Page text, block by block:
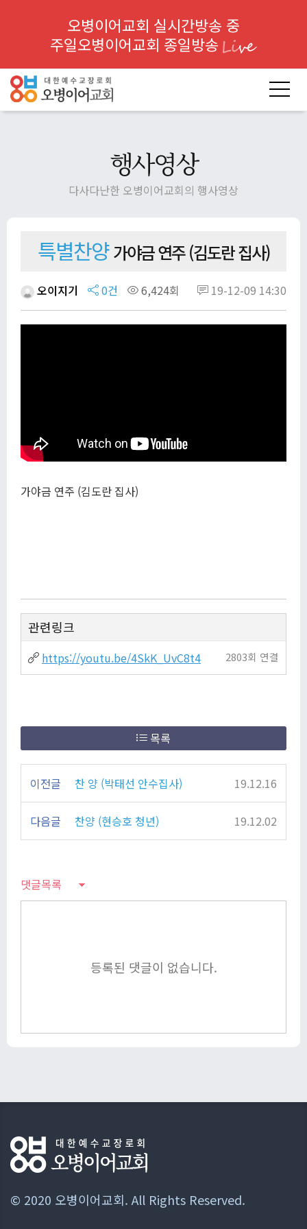
오병이어교회 실시간방송 중
주일오병이어교회 종일방송
행사영상
다사다난한 오병이어교회의 행사영상
특별찬양 가야금 연주 (김도란 집사)
오이지기 0건 6,424회 19-12-09 14:30
가야금 연주 (김도란 집사)
관련링크
https://youtu.be/4SkK_UvC8t4 2803회 연결
목록
이전글 찬 양 (박태선 안수집사) 19.12.16
다음글 찬양 (현승호 청년) 19.12.02
댓글목록
등록된 댓글이 없습니다.
© 2020 오병이어교회. All Rights Reserved.